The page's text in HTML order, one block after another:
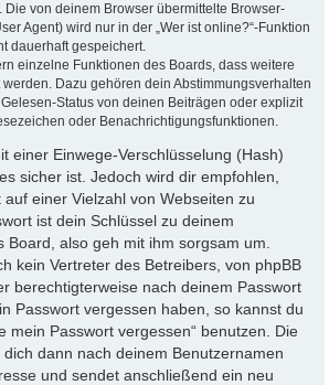
Die von deinem Browser übermittelte Browser-
Agent) wird nur in der „Wer ist online?“-Funktion
dauerhaft gespeichert.
einzelne Funktionen des Boards, dass weitere
Dazu gehören dein Abstimmungsverhalten
Status von deinen Beiträgen oder explizit
oder Benachrichtigungsfunktionen.
einer Einwege-Verschlüsselung (Hash)
sicher ist. Jedoch wird dir empfohlen,
einer Vielzahl von Webseiten zu
ist dein Schlüssel zu deinem
Board, also geh mit ihm sorgsam um.
kein Vertreter des Betreibers, von phpBB
berechtigterweise nach deinem Passwort
Passwort vergessen haben, so kannst du
mein Passwort vergessen“ benutzen. Die
dann nach deinem Benutzernamen
und sendet anschließend ein neu